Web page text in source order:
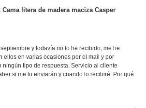
Cama litera de madera maciza Casper
y todavía no lo he recibido, me he
ellos en varias ocasiones por el mail y por
ningún tipo de respuesta. Servicio al cliente
si me lo enviarán y cuando lo recibiré. Por qué